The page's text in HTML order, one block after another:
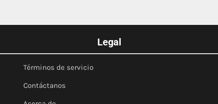
Legal
Términos de servicio
Contáctanos